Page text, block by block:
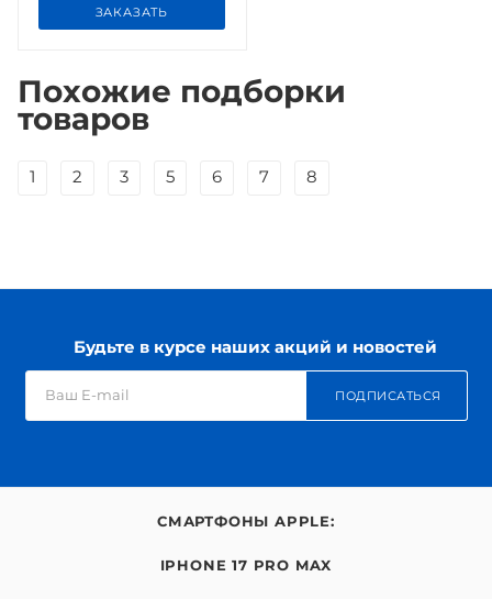
ЗАКАЗАТЬ
Похожие подборки
товаров
1 2 3 5 6 7 8
Будьте в курсе наших акций и новостей
ПОДПИСАТЬСЯ
СМАРТФОНЫ APPLE:
IPHONE 17 PRO MAX